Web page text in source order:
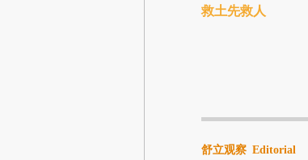
救土先救人
舒立观察 Editorial